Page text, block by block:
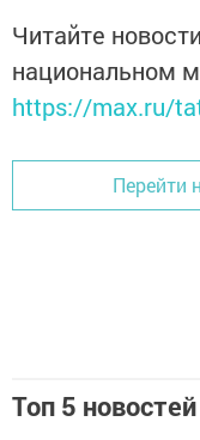
Читайте
национальном
https://max.ru/
Перейти
Топ 5 новостей